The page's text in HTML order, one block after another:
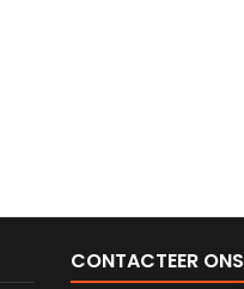
CONTACTEER ONS